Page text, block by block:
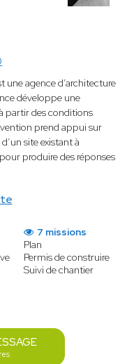
une agence d’architecture
développe une
partir des conditions
prend appui sur
site existant à
produire des réponses
7 missions
Plan
Permis de construire
Suivi de chantier